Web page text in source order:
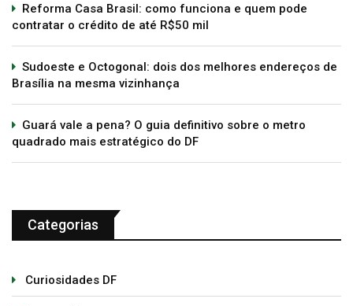
Reforma Casa Brasil: como funciona e quem pode
contratar o crédito de até R$50 mil
Sudoeste e Octogonal: dois dos melhores endereços de
Brasília na mesma vizinhança
Guará vale a pena? O guia definitivo sobre o metro
quadrado mais estratégico do DF
Categorias
Curiosidades DF